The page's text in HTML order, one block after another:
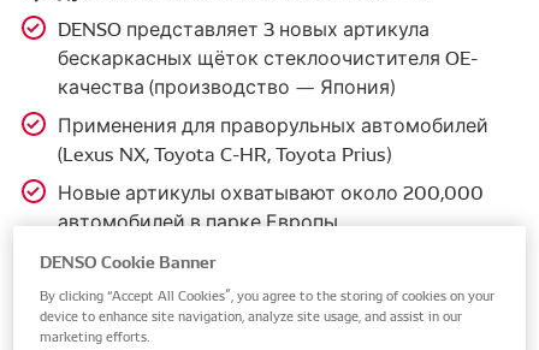
DENSO представляет 3 новых артикула
бескаркасных щёток стеклоочистителя OE-
качества (производство — Япония)
Применения для праворульных автомобилей
(Lexus NX, Toyota C-HR, Toyota Prius)
Новые артикулы охватывают около 200,000
автомобилей в парке Европы
Доступны в электронном каталоге DENSO и
системе TecDoc с февраля 2025 года
Запуск состоялся в феврале 2025 года
DENSO Cookie Banner
By clicking “Accept All Cookies”, you agree to the storing of cookies on your
device to enhance site navigation, analyze site usage, and assist in our
marketing efforts.